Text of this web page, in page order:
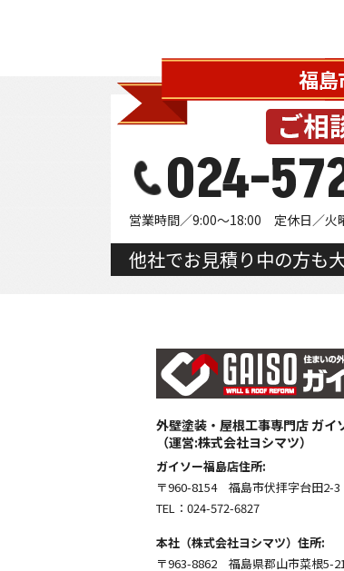
024-
営業時間／9:00～18:00 定休日／火
他社でお見積り中の方も
外壁塗装・屋根工事専門店 ガイ
（運営:株式会社ヨシマツ）
ガイソー福島店住所:
〒960-8154 福島市伏拝字台田2-3
TEL：024-572-6827
本社（株式会社ヨシマツ）住所:
〒963-8862 福島県郡山市菜根5-